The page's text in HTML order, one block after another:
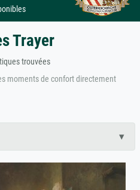
Trayer
trouvées
moments de confort directement